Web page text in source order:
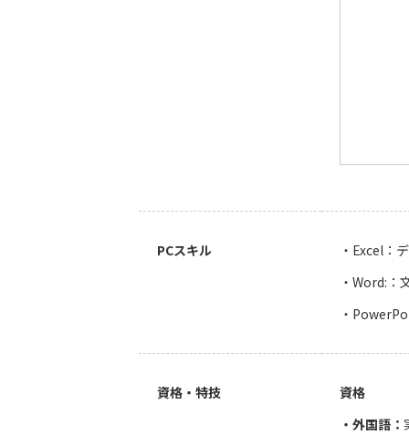
PCスキル
・Excel：
・Word:：
・
資格・特技
資格
・外国語：